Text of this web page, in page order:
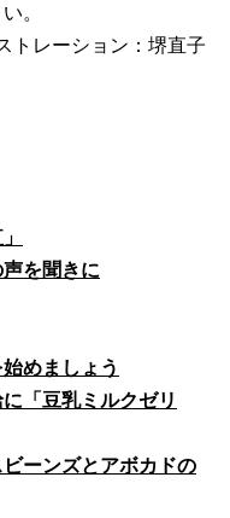
。
トレーション：堺直子
を聞きに
めましょう
「豆乳ミルクゼリ
ーンズとアボカドの